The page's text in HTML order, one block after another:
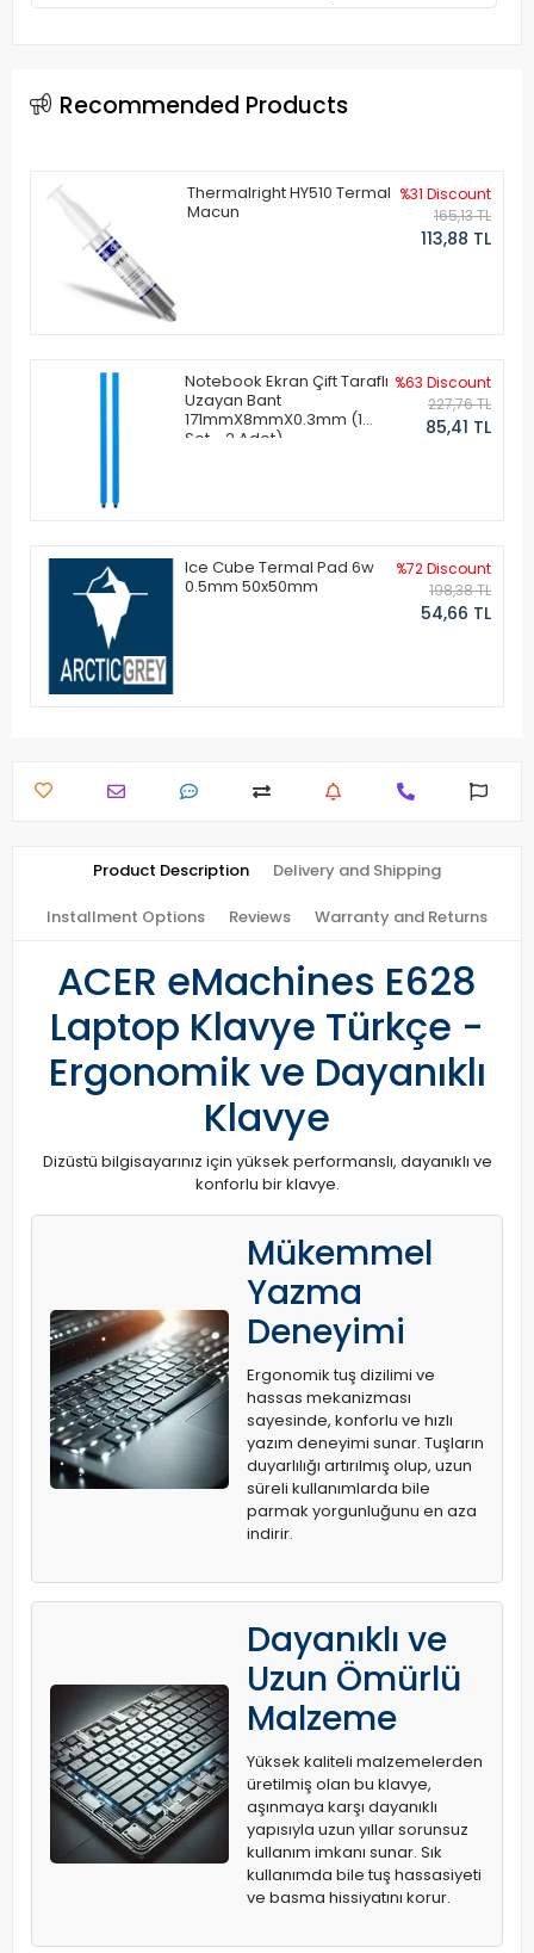
Recommended Products
Thermalright HY510 Termal
Macun
%31 Discount
165,13 TL
113,88 TL
Notebook Ekran Çift Taraflı
Uzayan Bant
171mmX8mmX0.3mm (1
Set - 2 Adet)
%63 Discount
227,76 TL
85,41 TL
Ice Cube Termal Pad 6w
0.5mm 50x50mm
%72 Discount
198,38 TL
54,66 TL
Product Description Delivery and Shipping
Installment Options Reviews Warranty and Returns
ACER eMachines E628
Laptop Klavye Türkçe -
Ergonomik ve Dayanıklı
Klavye
Dizüstü bilgisayarınız için yüksek performanslı, dayanıklı ve
konforlu bir klavye.
Mükemmel
Yazma
Deneyimi
Ergonomik tuş dizilimi ve
hassas mekanizması
sayesinde, konforlu ve hızlı
yazım deneyimi sunar. Tuşların
duyarlılığı artırılmış olup, uzun
süreli kullanımlarda bile
parmak yorgunluğunu en aza
indirir.
Dayanıklı ve
Uzun Ömürlü
Malzeme
Yüksek kaliteli malzemelerden
üretilmiş olan bu klavye,
aşınmaya karşı dayanıklı
yapısıyla uzun yıllar sorunsuz
kullanım imkanı sunar. Sık
kullanımda bile tuş hassasiyeti
ve basma hissiyatını korur.